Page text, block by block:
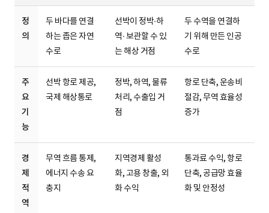
정
의
두 바다를 연결
하는좁은 자연
수로
선박이 정박∙하
역∙보관할 수 있
는 해상 거점
두 수역을 연결하
기 위해 만든 인공
수로
주
요
기
능
선박 항로 제공,
국제 해상통로
정박, 하역, 물류
처리,수출입 거
점
항로 단축, 운송비
절감,무역 효율성
증가
경
제
적
역
무역 흐름 통제,
에너지 수송 요
충지
지역경제 활성
화,고용 창출, 외
화 수익
통과료 수익, 항로
단축,공급망 효율
화 및 안정성